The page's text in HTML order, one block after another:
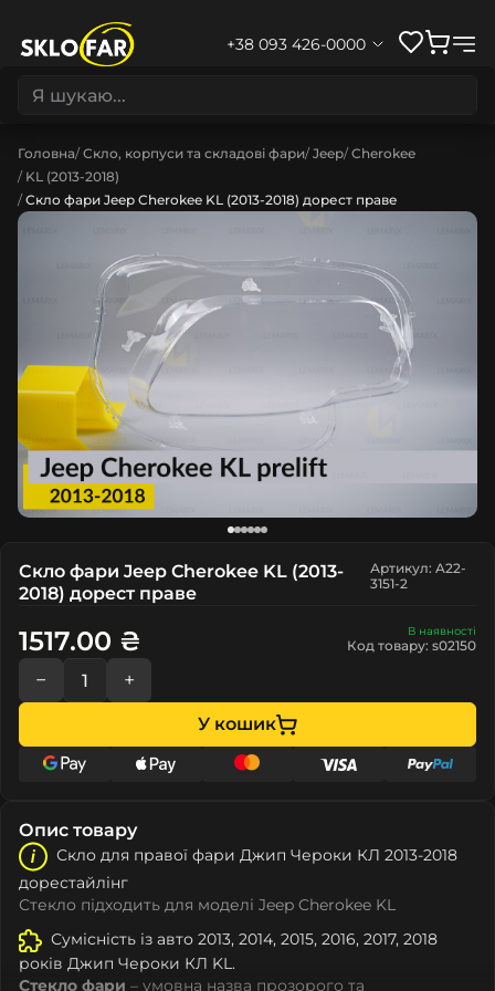
+38 093 426-0000
Головна Скло, корпуси та складові фари Jeep Cherokee
KL (2013-2018)
Скло фари Jeep Cherokee KL (2013-2018) дорест праве
Скло фари Jeep Cherokee KL (2013-
2018) дорест праве
Артикул: A22-
3151-2
В наявності
Код товару: s02150
1517.00 ₴
− +
У кошик
Опис товару
Скло для правої фари Джип Чероки КЛ 2013-2018
дорестайлінг
Стекло підходить для моделі Jeep Cherokee KL
Сумісність із авто 2013, 2014, 2015, 2016, 2017, 2018
років Джип Чероки КЛ KL.
Стекло фари – умовна назва прозорого та